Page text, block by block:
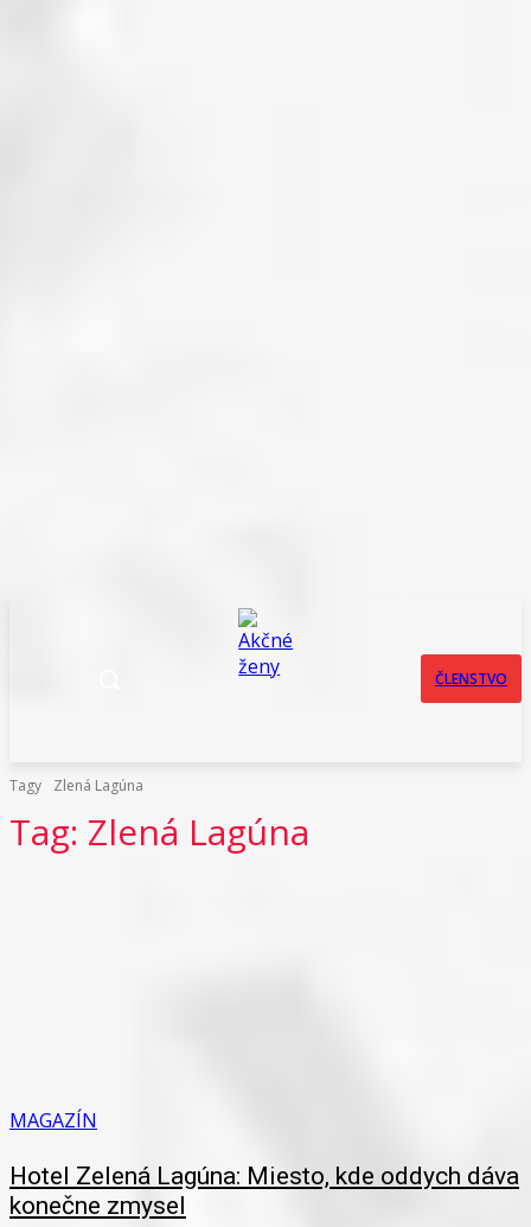
ČLENSTVO
Tagy Zlená Lagúna
Tag: Zlená Lagúna
MAGAZÍN
Hotel Zelená Lagúna: Miesto, kde oddych dáva
konečne zmysel